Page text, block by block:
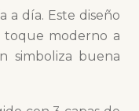
a día. Este diseño
toque moderno a
simboliza buena